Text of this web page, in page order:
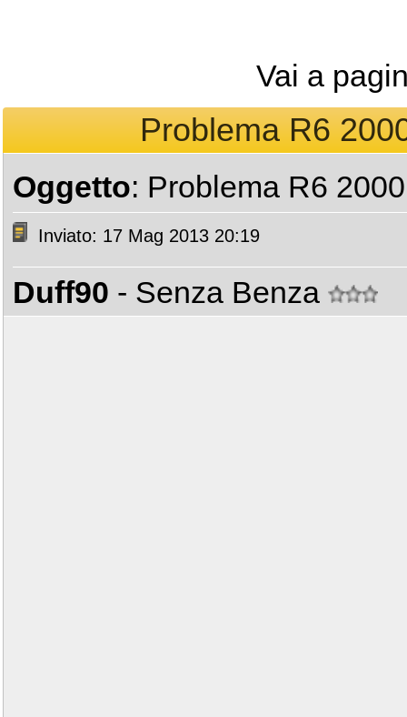
Vai a
Problema R6
Oggetto: Problema R6
Inviato: 17 Mag 2013 20:19
Duff90 - Senza Benza